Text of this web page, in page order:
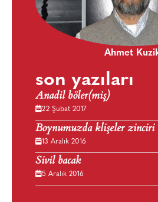
Ahmet
son yazıları
Anadil böler(miş)
22 Şubat 2017
Boynumuzda klişeler zinciri
13 Aralık 2016
Sivil bacak
5 Aralık 2016